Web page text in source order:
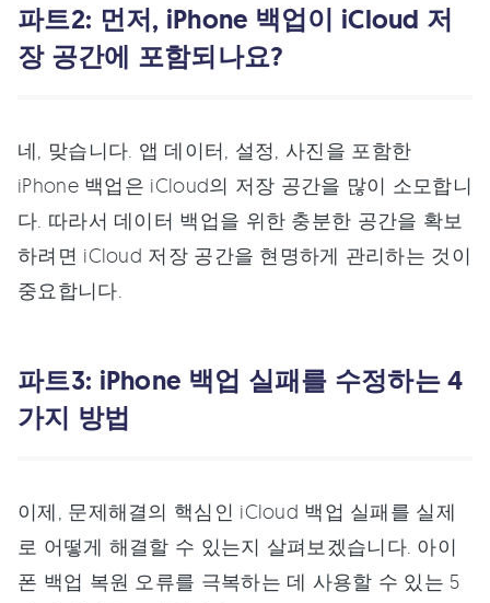
파트2: 먼저, iPhone 백업이 iCloud 저
장 공간에 포함되나요?
네, 맞습니다. 앱 데이터, 설정, 사진을 포함한
iPhone 백업은 iCloud의 저장 공간을 많이 소모합니
다. 따라서 데이터 백업을 위한 충분한 공간을 확보
하려면 iCloud 저장 공간을 현명하게 관리하는 것이
중요합니다.
파트3: iPhone 백업 실패를 수정하는 4
가지 방법
이제, 문제해결의 핵심인 iCloud 백업 실패를 실제
로 어떻게 해결할 수 있는지 살펴보겠습니다. 아이
폰 백업 복원 오류를 극복하는 데 사용할 수 있는 5